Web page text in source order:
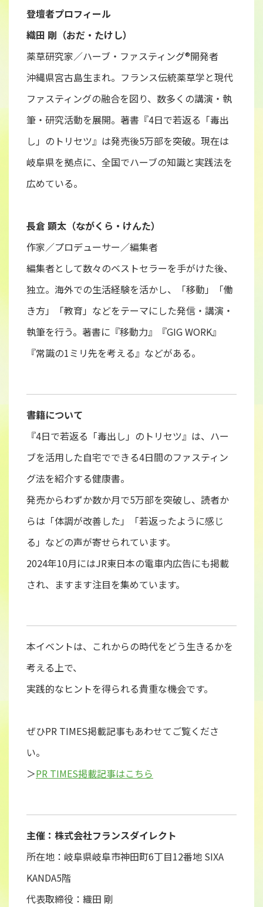
登壇者プロフィール
織田 剛（おだ・たけし）
薬草研究家／ハーブ・ファスティング®開発者
沖縄県宮古島生まれ。フランス伝統薬草学と現代
ファスティングの融合を図り、数多くの講演・執
筆・研究活動を展開。著書『4日で若返る「毒出
し」のトリセツ』は発売後5万部を突破。現在は
岐阜県を拠点に、全国でハーブの知識と実践法を
広めている。
長倉 顕太（ながくら・けんた）
作家／プロデューサー／編集者
編集者として数々のベストセラーを手がけた後、
独立。海外での生活経験を活かし、「移動」「働
き方」「教育」などをテーマにした発信・講演・
執筆を行う。著書に『移動力』『GIG WORK』
『常識の1ミリ先を考える』などがある。
書籍について
『4日で若返る「毒出し」のトリセツ』は、ハー
ブを活用した自宅でできる4日間のファスティン
グ法を紹介する健康書。
発売からわずか数か月で5万部を突破し、読者か
らは「体調が改善した」「若返ったように感じ
る」などの声が寄せられています。
2024年10月にはJR東日本の電車内広告にも掲載
され、ますます注目を集めています。
本イベントは、これからの時代をどう生きるかを
考える上で、
実践的なヒントを得られる貴重な機会です。
ぜひPR TIMES掲載記事もあわせてご覧くださ
い。
＞PR TIMES掲載記事はこちら
主催：株式会社フランスダイレクト
所在地：岐阜県岐阜市神田町6丁目12番地 SIXA
KANDA5階
代表取締役：織田 剛